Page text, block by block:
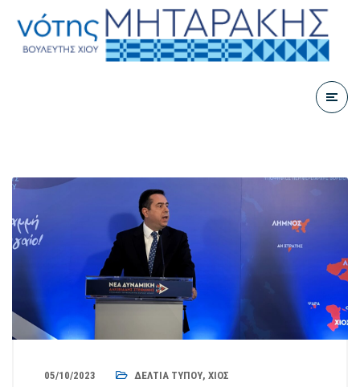
05/10/2023 ΔΕΛΤΊΑ ΤΎΠΟΥ, ΧΊΟΣ